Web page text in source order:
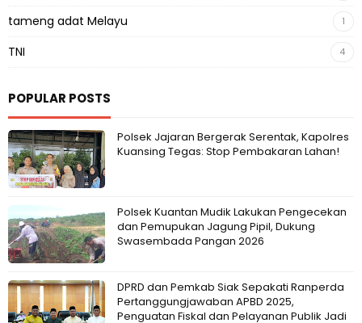
tameng adat Melayu 1
TNI 4
POPULAR POSTS
Polsek Jajaran Bergerak Serentak, Kapolres
Kuansing Tegas: Stop Pembakaran Lahan!
Polsek Kuantan Mudik Lakukan Pengecekan
dan Pemupukan Jagung Pipil, Dukung
Swasembada Pangan 2026
DPRD dan Pemkab Siak Sepakati Ranperda
Pertanggungjawaban APBD 2025,
Penguatan Fiskal dan Pelayanan Publik Jadi